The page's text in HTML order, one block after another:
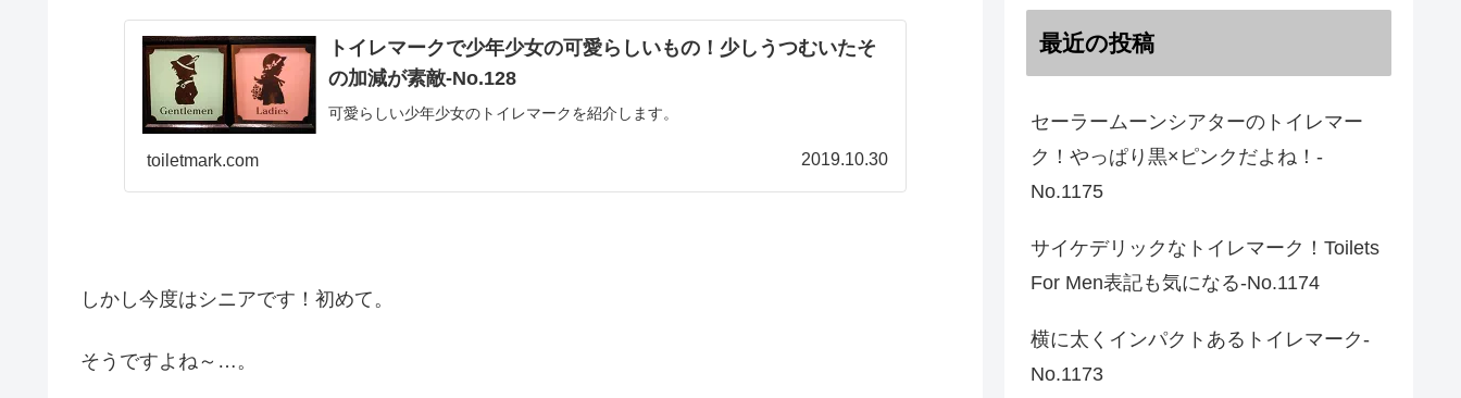
トイレマークで少年少女の可愛らしいもの！少しうつむいたそ
の加減が素敵‐No.128
可愛らしい少年少女のトイレマークを紹介します。
toiletmark.com 2019.10.30
しかし今度はシニアです！初めて。
そうですよね～…。
最近の投稿
セーラームーンシアターのトイレマー
ク！やっぱり黒×ピンクだよね！-
No.1175
サイケデリックなトイレマーク！Toilets
For Men表記も気になる-No.1174
横に太くインパクトあるトイレマーク-
No.1173